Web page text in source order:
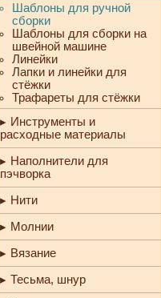
Шаблоны для ручной
сборки
Шаблоны для сборки на
швейной машине
Линейки
Лапки и линейки для
стёжки
Трафареты для стёжки
Инструменты и
расходные материалы
Наполнители для
пэчворка
Нити
Молнии
Вязание
Тесьма, шнур